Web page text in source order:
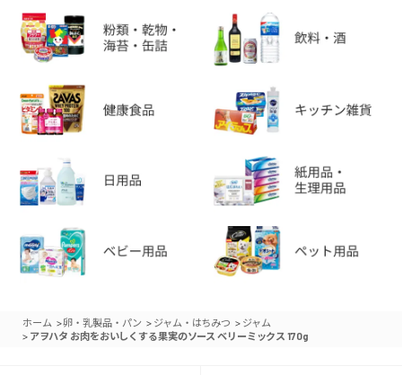
ホーム >卵・乳製品・パン > ジャム・はちみつ > ジャム
> アヲハタ お肉をおいしくする果実のソース ベリーミックス 170g